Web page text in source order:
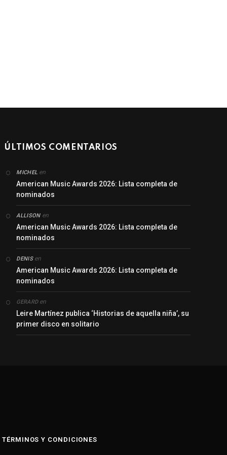
ÚLTIMOS COMENTARIOS
MICHEL en
American Music Awards 2026: Lista completa de
nominados
ALLISONen
American Music Awards 2026: Lista completa de
nominados
DENISen
American Music Awards 2026: Lista completa de
nominados
GERARDen
Leire Martínez publica ‘Historias de aquella niña’, su
primer disco en solitario
TÉRMINOS Y CONDICIONES